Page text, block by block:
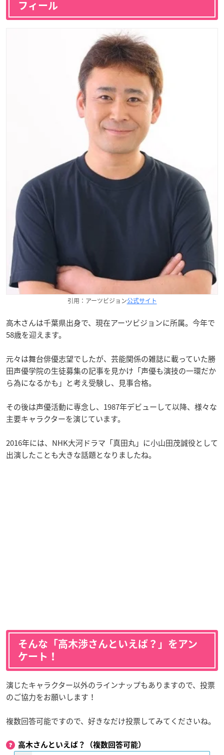
フィール
引用：アーツビジョン公式サイト
高木さんは千葉県出身で、現在アーツビジョンに所属。今年で
58歳を迎えます。
元々は舞台俳優志望でしたが、芸能関係の雑誌に載っていた勝
田声優学院の生徒募集の記事を見かけ「声優も演技の一環だか
ら為になるかも」と考え受験し、見事合格。
その後は声優活動に専念し、1987年デビューして以降、様々な
主要キャラクターを演じています。
2016年には、NHK大河ドラマ「真田丸」に小山田茂誠役として
出演したことも大きな話題となりましたね。
そんな「高木渉さんといえば？」をアン
ケート！
演じたキャラクター以外のラインナップもありますので、投票
のご協力をお願いします！
複数回答可能ですので、好きなだけ投票してみてくださいね。
高木さんといえば？（複数回答可能）